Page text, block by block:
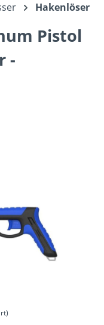
Hakenlöser
Pistol
-